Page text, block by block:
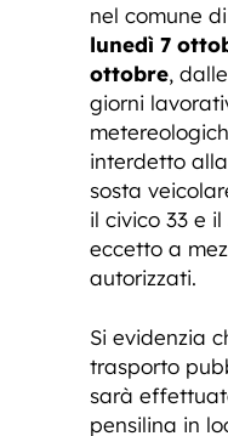
nel comune di
lunedì 7
ottobre, dalle
giorni
interdetto
sosta
il civico 33 e
eccetto a
autorizzati.
Si evidenzia
trasporto
sarà
pensilina in